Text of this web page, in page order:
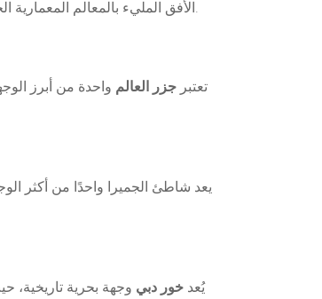
الأفق المليء بالمعالم المعمارية، الذي يُعتبر من أفخم الفنادق في العالم، ليصبح مشهدًا لا يُنسى على سطح اليخت.
تعتبر جزر العالم واحدة من أبرز
يعد شاطئ الجميرا واحدًا من أكثر
يُعد خور دبي وجهة بحرية تاريخية،